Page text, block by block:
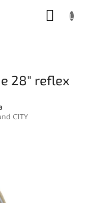
28" reflex
CITY